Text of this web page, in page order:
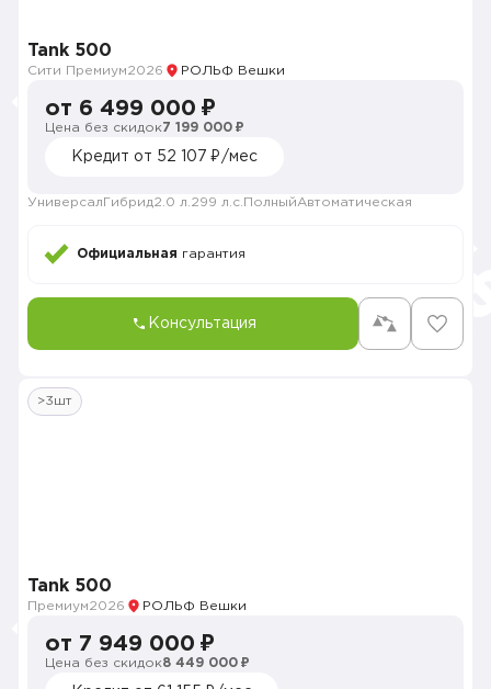
Tank 500
Сити Премиум2026 РОЛЬФ Вешки
от 6 499 000 ₽
Цена без скидок7 199 000 ₽
Кредит от 52 107 ₽/мес
Универсал Гибрид2.0 л. 299 л.с. ПолныйАвтоматическая
Официальная гарантия
Консультация
>3шт
Tank 500
Премиум2026 РОЛЬФ Вешки
от 7 949 000 ₽
Цена без скидок8 449 000 ₽